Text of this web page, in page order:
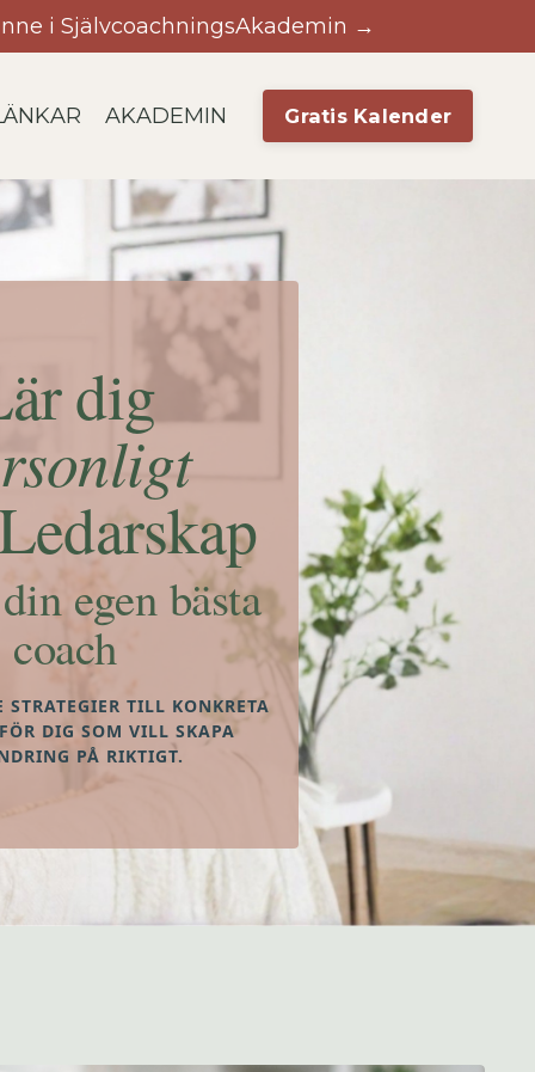
i SjälvcoachningsAkademin →
AKADEMIN Gratis Kalender
dig
egen bästa
coach
STRATEGIER TILL KONKRETA
DIG SOM VILL SKAPA
PÅ RIKTIGT.